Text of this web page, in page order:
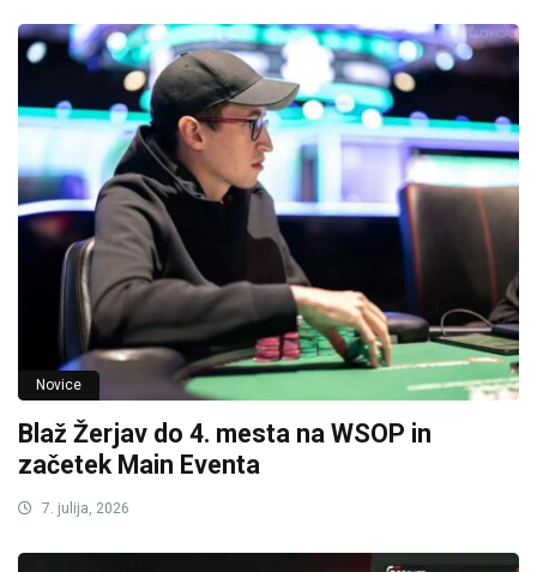
Novice
Blaž Žerjav do 4. mesta na WSOP in
začetek Main Eventa
7. julija, 2026